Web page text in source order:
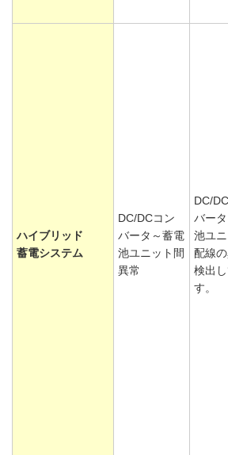
ハイブリッド
蓄電システム
DC/DCコン
バータ～蓄電
池ユニット間
異常
DC/
バー
池ユ
配線
検出
す。